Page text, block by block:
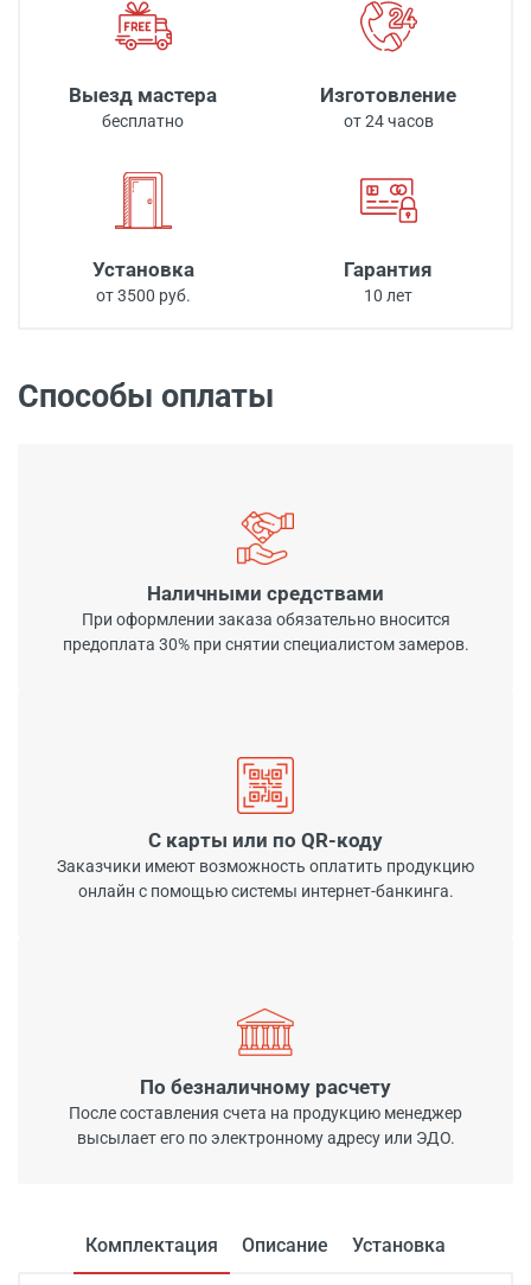
Выезд мастера
бесплатно
Изготовление
от 24 часов
Установка
от 3500 руб.
Гарантия
10 лет
Способы оплаты
Наличными средствами
При оформлении заказа обязательно вносится
предоплата 30% при снятии специалистом замеров.
С карты или по QR-коду
Заказчики имеют возможность оплатить продукцию
онлайн с помощью системы интернет-банкинга.
По безналичному расчету
После составления счета на продукцию менеджер
высылает его по электронному адресу или ЭДО.
Комплектация Описание Установка